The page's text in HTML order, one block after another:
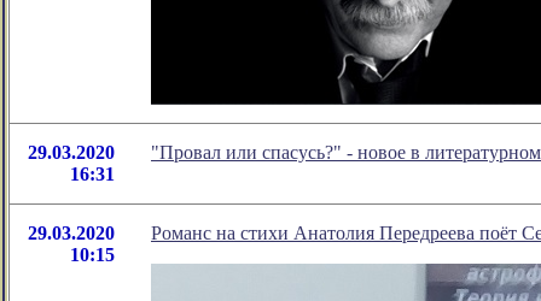
29.03.2020
16:31
"Провал или спасусь?" - новое в
29.03.2020
10:15
Романс на стихи Анатолия Передреева поёт